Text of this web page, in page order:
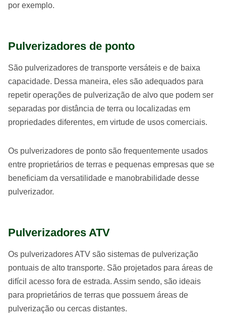
por exemplo.
Pulverizadores de ponto
São pulverizadores de transporte versáteis e de baixa
capacidade. Dessa maneira, eles são adequados para
repetir operações de pulverização de alvo que podem ser
separadas por distância de terra ou localizadas em
propriedades diferentes, em virtude de usos comerciais.
Os pulverizadores de ponto são frequentemente usados
entre proprietários de terras e pequenas empresas que se
beneficiam da versatilidade e manobrabilidade desse
pulverizador.
Pulverizadores ATV
Os pulverizadores ATV são sistemas de pulverização
pontuais de alto transporte. São projetados para áreas de
difícil acesso fora de estrada. Assim sendo, são ideais
para proprietários de terras que possuem áreas de
pulverização ou cercas distantes.